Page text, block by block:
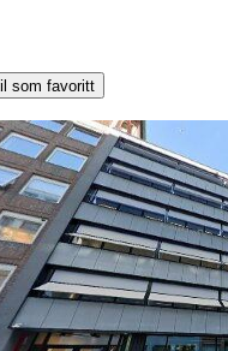
som favoritt